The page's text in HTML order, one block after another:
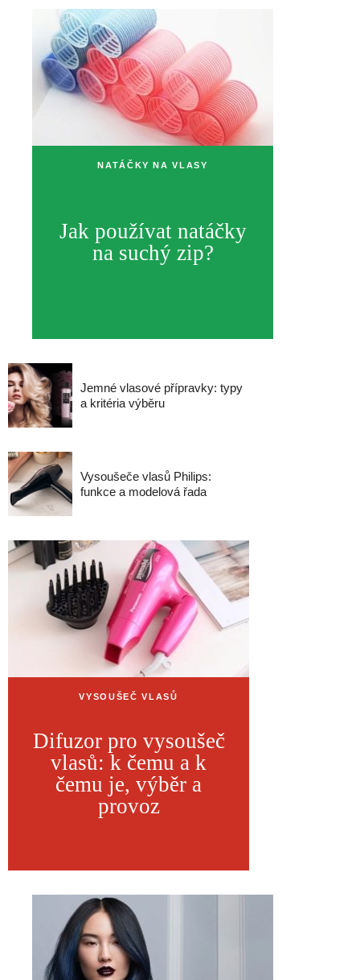
NATÁČKY NA VLASY
Jak používat natáčky
na suchý zip?
Jemné vlasové přípravky: typy
a kritéria výběru
Vysoušeče vlasů Philips:
funkce a modelová řada
VYSOUŠEČ VLASŮ
Difuzor pro vysoušeč
vlasů: k čemu a k
čemu je, výběr a
provoz